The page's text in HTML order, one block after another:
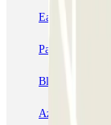
Easy Parking
Parking Port
Blue Valet -
Azur Voiturier -